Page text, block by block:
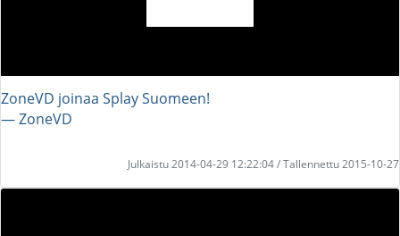
ZoneVD joinaa Splay Suomeen!
― ZoneVD
Julkaistu 2014-04-29 12:22:04 / Tallennettu 2015-10-27